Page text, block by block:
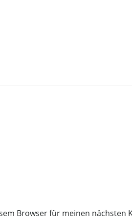
Browser für meinen nächsten